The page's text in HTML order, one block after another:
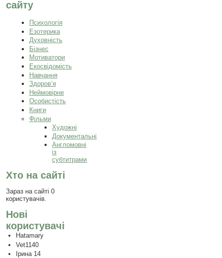
сайту
Психологія
Езотерика
Духовність
Бізнес
Мотиватори
Екосвідомість
Навчання
Здоров’я
Неймовірне
Особистість
Книги
Фільми
Художні
Документальні
Англомовні
із
субтитрами
Хто на сайті
Зараз на сайті 0
користувачів.
Нові
користувачі
Hatamary
Vet1140
Ірина 14